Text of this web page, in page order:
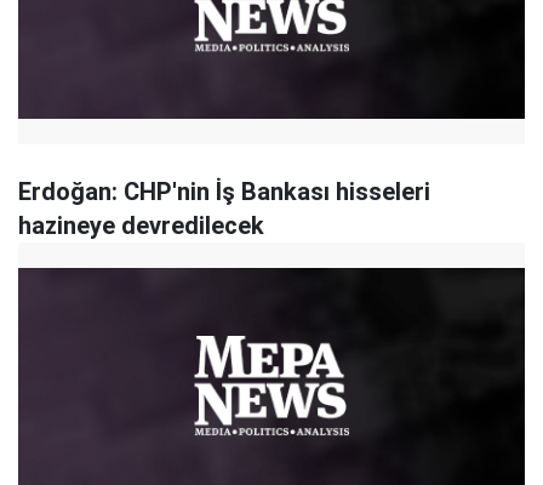
Erdoğan: CHP'nin İş Bankası hisseleri
hazineye devredilecek